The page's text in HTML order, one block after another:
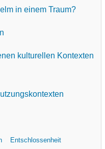
in einem Traum?
kulturellen Kontexten
Entschlossenheit